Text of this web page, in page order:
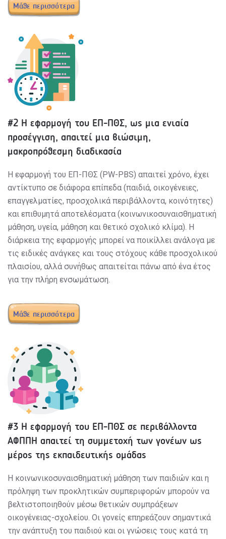
Μάθε περισσότερα
#2 Η εφαρμογή του ΕΠ-ΠΘΣ, ως μια ενιαία
προσέγγιση, απαιτεί μια βιώσιμη,
μακροπρόθεσμη διαδικασία
H εφαρμογή του ΕΠ-ΠΘΣ (PW-PBS) απαιτεί χρόνο, έχει
αντίκτυπο σε διάφορα επίπεδα (παιδιά, οικογένειες,
επαγγελματίες, προσχολικά περιβάλλοντα, κοινότητες)
και επιθυμητά αποτελέσματα (κοινωνικοσυναισθηματική
μάθηση, υγεία, μάθηση και θετικό σχολικό κλίμα). Η
διάρκεια της εφαρμογής μπορεί να ποικίλλει ανάλογα με
τις ειδικές ανάγκες και τους στόχους κάθε προσχολικού
πλαισίου, αλλά συνήθως απαιτείται πάνω από ένα έτος
για την πλήρη ενσωμάτωση.
Μάθε περισσότερα
#3 Η εφαρμογή του ΕΠ-ΠΘΣ σε περιβάλλοντα
ΑΦΠΠΗ απαιτεί τη συμμετοχή των γονέων ως
μέρος της εκπαιδευτικής ομάδας
Η κοινωνικοσυναισθηματική μάθηση των παιδιών και η
πρόληψη των προκλητικών συμπεριφορών μπορούν να
βελτιστοποιηθούν μέσω θετικών συμπράξεων
οικογένειας-σχολείου. Οι γονείς επηρεάζουν σημαντικά
την ανάπτυξη του παιδιού και οι γνώσεις τους κατά τη